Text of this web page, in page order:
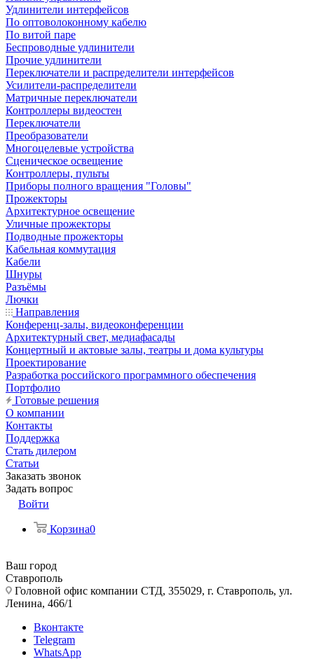
Удлинители интерфейсов
По оптоволоконному кабелю
По витой паре
Беспроводные удлинители
Прочие удлинители
Переключатели и распределители интерфейсов
Усилители-распределители
Матричные переключатели
Контроллеры видеостен
Переключатели
Преобразователи
Многоцелевые устройства
Сценическое освещение
Контроллеры, пульты
Приборы полного вращения "Головы"
Прожекторы
Архитектурное освещение
Уличные прожекторы
Подводные прожекторы
Кабельная коммутация
Кабели
Шнуры
Разъёмы
Лючки
Направления
Конференц-залы, видеоконференции
Архитектурный свет, медиафасады
Концертный и актовые залы, театры и дома культуры
Проектирование
Разработка российского программного обеспечения
Портфолио
Готовые решения
О компании
Контакты
Поддержка
Стать дилером
Статьи
Заказать звонок
Задать вопрос
Войти
Корзина0
Ваш город
Ставрополь
Головной офис компании СТД, 355029, г. Ставрополь, ул.
Ленина, 466/1
Вконтакте
Telegram
WhatsApp